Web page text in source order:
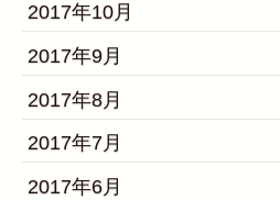
2017年10月
2017年9月
2017年8月
2017年7月
2017年6月